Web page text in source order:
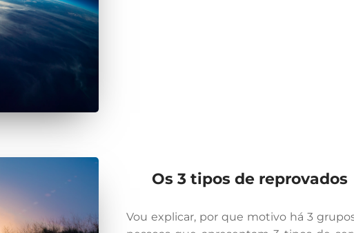
Os 3 tipos de reprovados
Vou explicar, por que motivo há 3